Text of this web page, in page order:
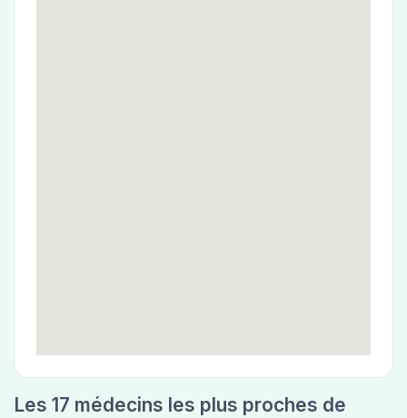
Les 17 médecins les plus proches de